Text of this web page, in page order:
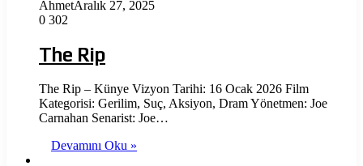
AhmetAralık 27, 2025
0 302
The Rip
The Rip – Künye Vizyon Tarihi: 16 Ocak 2026 Film
Kategorisi: Gerilim, Suç, Aksiyon, Dram Yönetmen: Joe
Carnahan Senarist: Joe…
Devamını Oku »